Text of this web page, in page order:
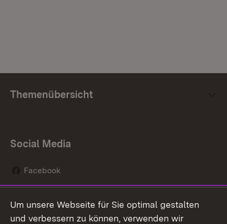
Themenübersicht
Social Media
Facebook
Social Wall
Um unsere Webseite für Sie optimal gestalten
und verbessern zu können, verwenden wir